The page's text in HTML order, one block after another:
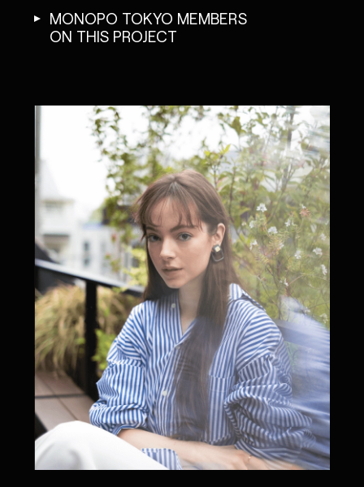
MONOPO TOKYO MEMBERS
ON THIS PROJECT